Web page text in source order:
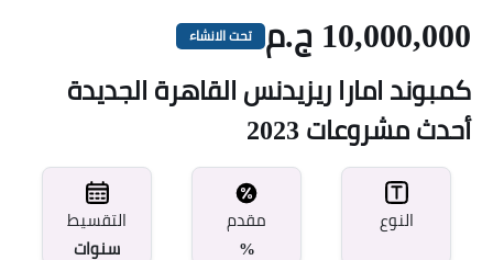
10,000,000 ج.م تحت الانشاء
كمبوند امارا ريزيدنس القاهرة الجديدة
أحدث مشروعات 2023
النوع
مقدم
%
التقسيط
سنوات